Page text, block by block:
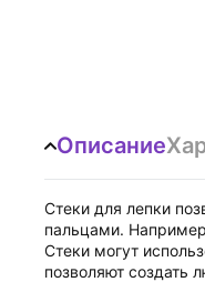
Описание
Стеки для лепки
пальцами.
Стеки могут
позволяют создать